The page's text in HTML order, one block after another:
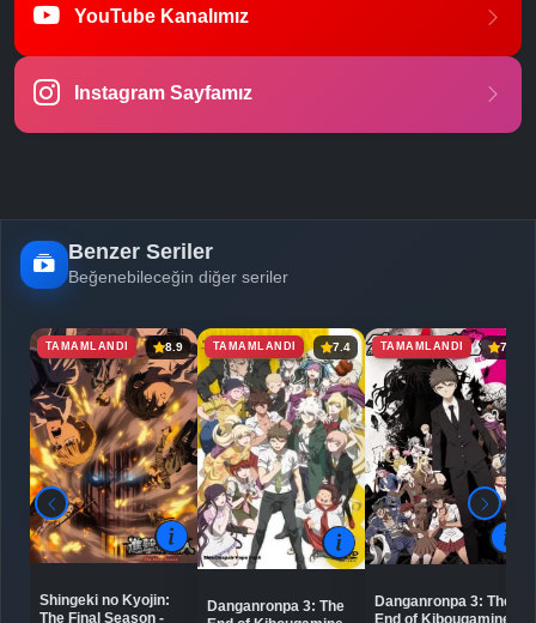
YouTube Kanalımız
Instagram Sayfamız
Benzer Seriler
Beğenebileceğin diğer seriler
TAMAMLANDI 8.9
Shingeki no Kyojin:
The Final Season -
TAMAMLANDI 7.4
Danganronpa 3: The
TAMAMLANDI 7.4
Danganronpa 3: The